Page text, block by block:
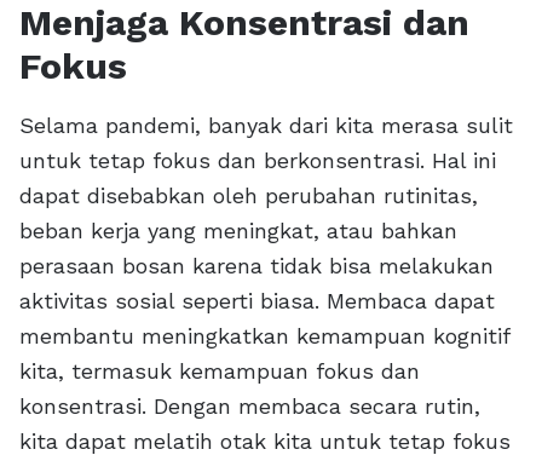
Menjaga Konsentrasi dan
Fokus
Selama pandemi, banyak dari kita merasa sulit
untuk tetap fokus dan berkonsentrasi. Hal ini
dapat disebabkan oleh perubahan rutinitas,
beban kerja yang meningkat, atau bahkan
perasaan bosan karena tidak bisa melakukan
aktivitas sosial seperti biasa. Membaca dapat
membantu meningkatkan kemampuan kognitif
kita, termasuk kemampuan fokus dan
konsentrasi. Dengan membaca secara rutin,
kita dapat melatih otak kita untuk tetap fokus